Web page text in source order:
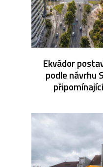
Ekvádor
podle návrhu